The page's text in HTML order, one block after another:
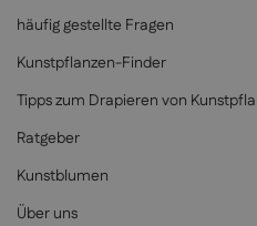
häufig gestellte Fragen
Kunstpflanzen-Finder
Tipps zum Drapieren von
Ratgeber
Kunstblumen
Über uns